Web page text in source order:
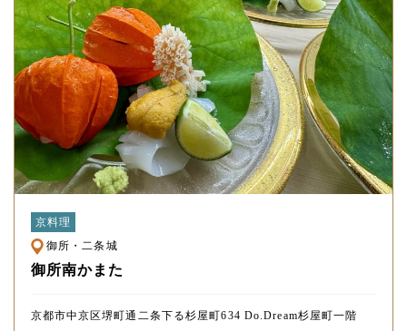
京料理
御所・二条城
御所南かまた
京都市中京区堺町通二条下る杉屋町634 Do.Dream杉屋町一階